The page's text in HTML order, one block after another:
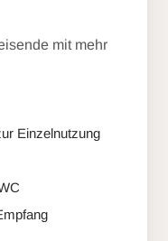
mit mehr
Einzelnutzung